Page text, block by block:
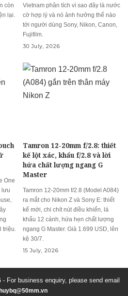
còn
lại.
Vietnam phân tích vì sao đây là nước
cờ hợp lý và nó ảnh hưởng thế nào
tới người dùng Sony, Nikon, Canon,
Fujifilm.
30 July, 2026
One
lưu
triệu.
Tamron 12-20mm f/2.8: thiết
kế lột xác, khẩu f/2.8 và lời
hứa chất lượng ngang G
Master
Tamron 12-20mm f/2.8 (Model A084)
ra mắt cho Nikon Z và Sony E: thiết
kế mới, chi chít nút điều khiển, lá
khẩu 12 cánh, hứa hẹn chất lượng
ngang G Master. Giá 1.699 USD, lên
kệ 30/7.
15 July, 2026
- For business enquiry, please send email
huybq@50mm.vn